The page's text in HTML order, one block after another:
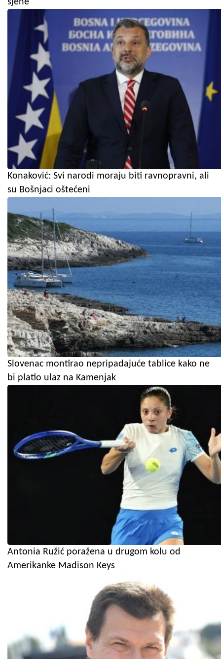
Konaković: Svi narodi moraju biti ravnopravni, ali
su Bošnjaci oštećeni
Slovenac montirao nepripadajuće tablice kako ne
bi platio ulaz na Kamenjak
Antonia Ružić poražena u drugom kolu od
Amerikanke Madison Keys